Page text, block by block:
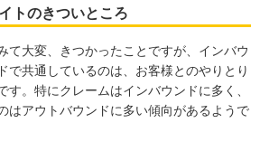
トのきついところ
て大変、きつかったことですが、インバウ
で共通しているのは、お客様とのやりとり
す。特にクレームはインバウンドに多く、
はアウトバウンドに多い傾向があるようで